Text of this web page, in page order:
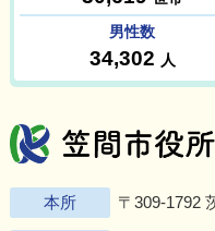
本所 〒309-1792